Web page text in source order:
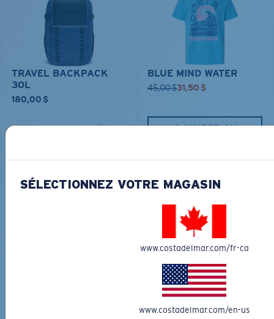
TRAVEL BACKPACK
30L
180,00 $
LES PLUS RECHERCHÉES
PANIER
BLUE MIND WATER
45,00 $31,50 $
AJOUTER AU
COURONNEZ VOTRE AVENTURE
AVEC LES LUNETTES DE SOLEIL
PARFAITES
Découvrez des lunettes conçues pour chaque aventure
SÉLECTIONNEZ VOTRE MAGASIN
www.costadelmar.com/fr-ca
www.costadelmar.com/en-us